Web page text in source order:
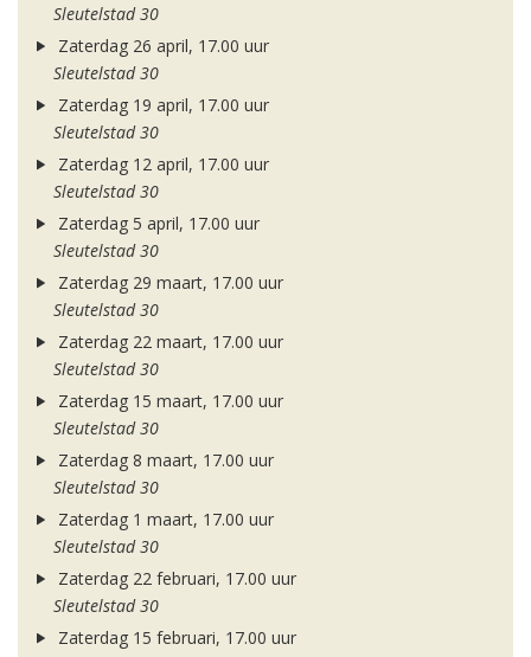
Sleutelstad 30
Zaterdag 26 april, 17.00 uur
Sleutelstad 30
Zaterdag 19 april, 17.00 uur
Sleutelstad 30
Zaterdag 12 april, 17.00 uur
Sleutelstad 30
Zaterdag 5 april, 17.00 uur
Sleutelstad 30
Zaterdag 29 maart, 17.00 uur
Sleutelstad 30
Zaterdag 22 maart, 17.00 uur
Sleutelstad 30
Zaterdag 15 maart, 17.00 uur
Sleutelstad 30
Zaterdag 8 maart, 17.00 uur
Sleutelstad 30
Zaterdag 1 maart, 17.00 uur
Sleutelstad 30
Zaterdag 22 februari, 17.00 uur
Sleutelstad 30
Zaterdag 15 februari, 17.00 uur